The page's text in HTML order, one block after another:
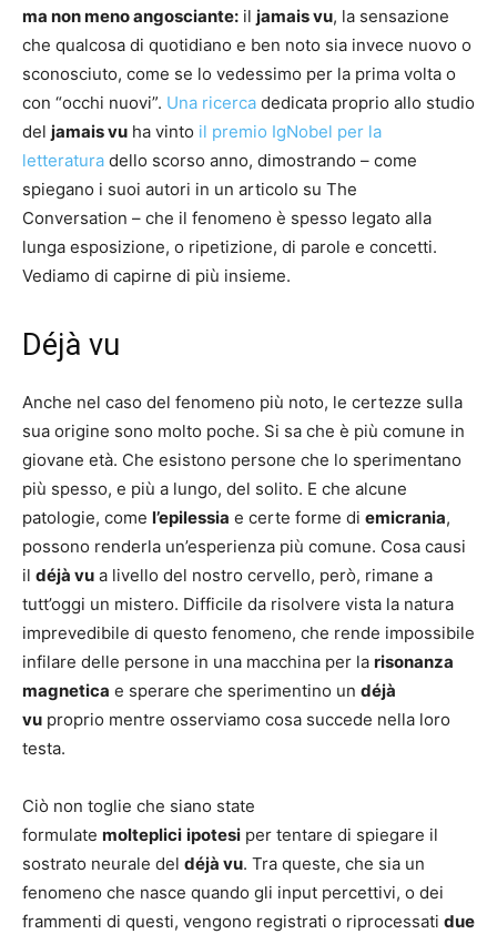
ma non meno angosciante: il jamais vu, la sensazione
che qualcosa di quotidiano e ben noto sia invece nuovo o
sconosciuto, come se lo vedessimo per la prima volta o
con “occhi nuovi”. Una ricerca dedicata proprio allo studio
del jamais vu ha vinto il premio IgNobel per la
letteratura dello scorso anno, dimostrando – come
spiegano i suoi autori in un articolo su The
Conversation – che il fenomeno è spesso legato alla
lunga esposizione, o ripetizione, di parole e concetti.
Vediamo di capirne di più insieme.
Déjà vu
Anche nel caso del fenomeno più noto, le certezze sulla
sua origine sono molto poche. Si sa che è più comune in
giovane età. Che esistono persone che lo sperimentano
più spesso, e più a lungo, del solito. E che alcune
patologie, come l’epilessia e certe forme di emicrania,
possono renderla un’esperienza più comune. Cosa causi
il déjà vu a livello del nostro cervello, però, rimane a
tutt’oggi un mistero. Difficile da risolvere vista la natura
imprevedibile di questo fenomeno, che rende impossibile
infilare delle persone in una macchina per la risonanza
magnetica e sperare che sperimentino un déjà
vu proprio mentre osserviamo cosa succede nella loro
testa.
Ciò non toglie che siano state
formulate molteplici ipotesi per tentare di spiegare il
sostrato neurale del déjà vu. Tra queste, che sia un
fenomeno che nasce quando gli input percettivi, o dei
frammenti di questi, vengono registrati o riprocessati due